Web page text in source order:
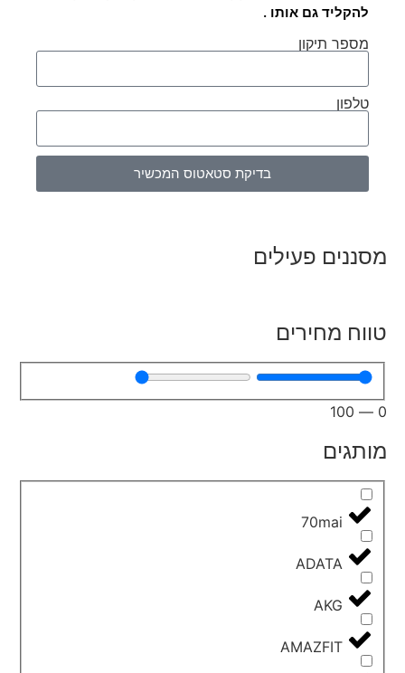
להקליד גם אותו .
מספר תיקון
טלפון
בדיקת סטאטוס המכשיר
מסננים פעילים
טווח מחירים
0
—
100
מותגים
70mai
ADATA
AKG
AMAZFIT